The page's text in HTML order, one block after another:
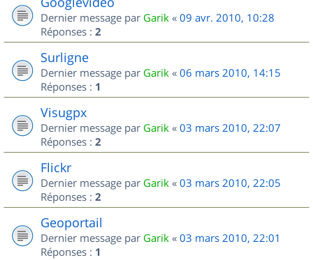
Dernier message par Garik « 09 avr. 2010, 10:28
Réponses : 2
Surligne
Dernier message par Garik « 06 mars 2010, 14:15
Réponses : 1
Visugpx
Dernier message par Garik « 03 mars 2010, 22:07
Réponses : 2
Flickr
Dernier message par Garik « 03 mars 2010, 22:05
Réponses : 2
Geoportail
Dernier message par Garik « 03 mars 2010, 22:01
Réponses : 1